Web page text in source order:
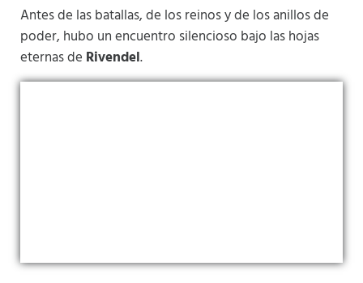
Antes de las batallas, de los reinos y de los anillos de
poder, hubo un encuentro silencioso bajo las hojas
eternas de Rivendel.